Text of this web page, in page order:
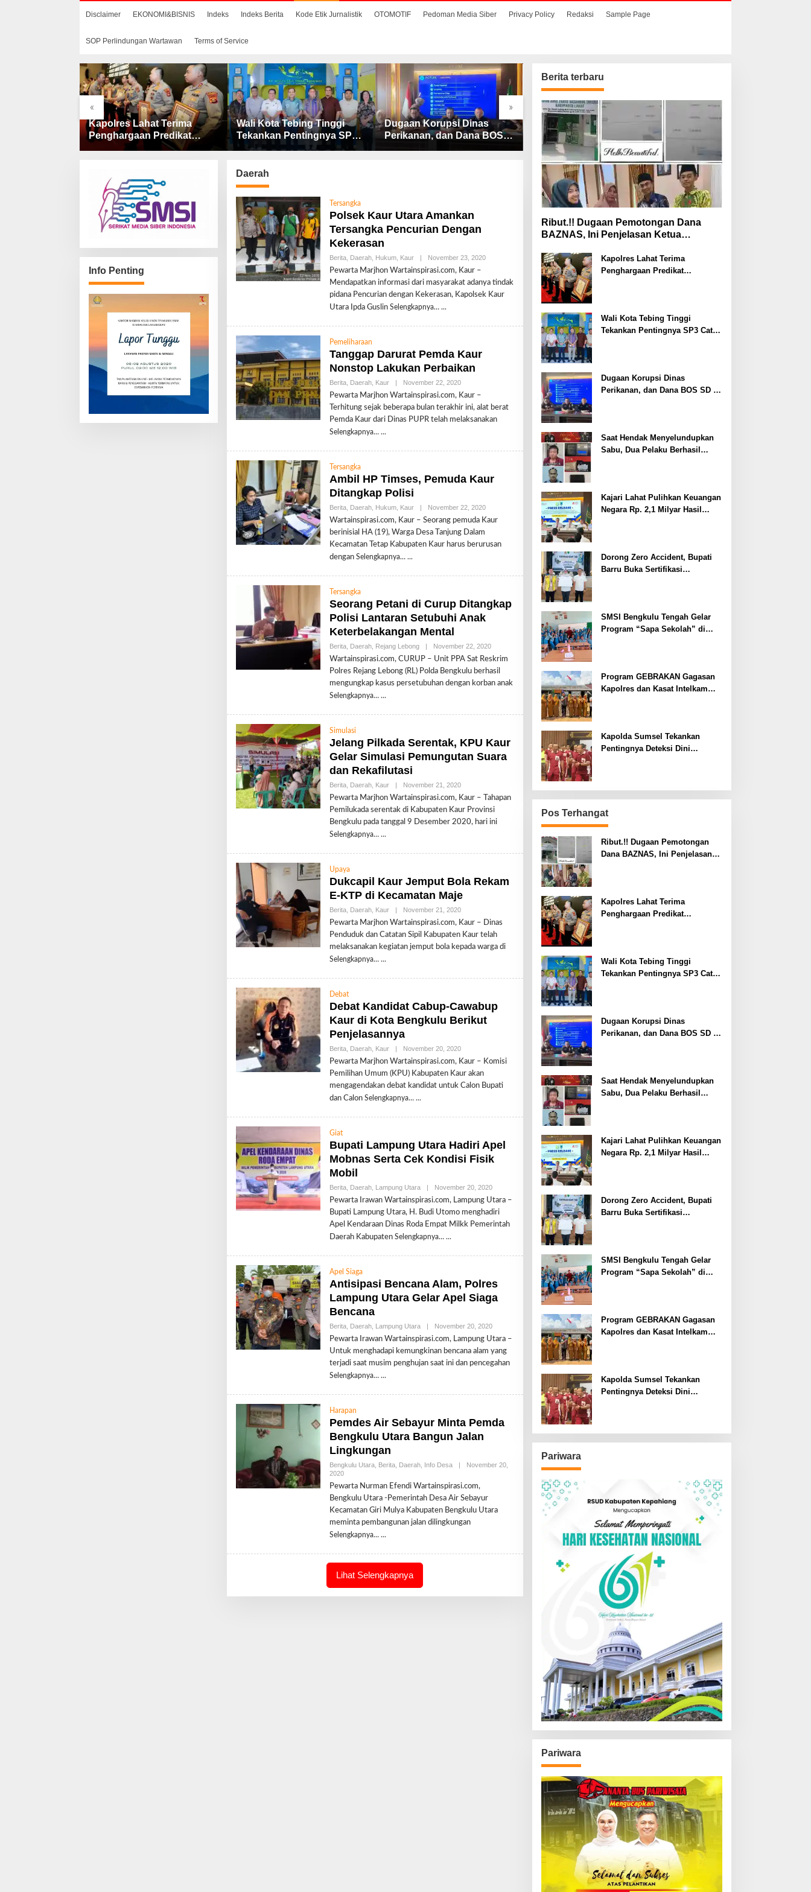
Disclaimer EKONOMI&BISNIS Indeks Indeks Berita Kode Etik Jurnalistik OTOMOTIF Pedoman Media Siber Privacy Policy Redaksi Sample Page
SOP Perlindungan Wartawan Terms of Service
« »
Kapolres Lahat Terima
Penghargaan Predikat
Pelayanan Prima dari Polda
Wali Kota Tebing Tinggi
Tekankan Pentingnya SP3
Catin Cegah Stunting
Dugaan Korupsi Dinas
Perikanan, dan Dana BOS
Saat Hendak
Menyelundupkan Sabu,
Dua Pelaku Berhasil
Ditangkap
BAZNAS, Ini Penjelasan
Ketua BAZNAS Lahat
Info Penting
Daerah
Tersangka
Polsek Kaur Utara Amankan
Tersangka Pencurian Dengan
Kekerasan
Berita, Daerah, Hukum, Kaur November 23, 2020O
H
R
K
Pewarta Marjhon Wartainspirasi.com, Kaur –
Mendapatkan informasi dari masyarakat adanya tindak
pidana Pencurian dengan Kekerasan, Kapolsek Kaur
Utara Ipda Guslin Selengkapnya…
Pemeliharaan
Tanggap Darurat Pemda Kaur
Nonstop Lakukan Perbaikan
Berita, Daerah, Kaur November 22, 2020O
L
E
H
R
K
Pewarta Marjhon Wartainspirasi.com, Kaur –
Terhitung sejak beberapa bulan terakhir ini, alat berat
Pemda Kaur dari Dinas PUPR telah melaksanakan
Selengkapnya…
Tersangka
Ambil HP Timses, Pemuda Kaur
Ditangkap Polisi
Berita, Daerah, Hukum, Kaur November 22, 2020O
L
E
R
K
Wartainspirasi.com, Kaur – Seorang pemuda Kaur
berinisial HA (19), Warga Desa Tanjung Dalam
Kecamatan Tetap Kabupaten Kaur harus berurusan
dengan Selengkapnya…
Tersangka
Seorang Petani di Curup Ditangkap
Polisi Lantaran Setubuhi Anak
Keterbelakangan Mental
Berita, Daerah, Rejang Lebong November 22, 2020O
E
H
R
K
Wartainspirasi.com, CURUP – Unit PPA Sat Reskrim
Polres Rejang Lebong (RL) Polda Bengkulu berhasil
mengungkap kasus persetubuhan dengan korban anak
Selengkapnya…
Simulasi
Jelang Pilkada Serentak, KPU Kaur
Gelar Simulasi Pemungutan Suara
dan Rekafilutasi
Berita, Daerah, Kaur November 21, 2020O
L
E
H
R
K
Pewarta Marjhon Wartainspirasi.com, Kaur – Tahapan
Pemilukada serentak di Kabupaten Kaur Provinsi
Bengkulu pada tanggal 9 Desember 2020, hari ini
Selengkapnya…
Upaya
Dukcapil Kaur Jemput Bola Rekam
E-KTP di Kecamatan Maje
Berita, Daerah, Kaur November 21, 2020O
L
E
H
R
E
K
Pewarta Marjhon Wartainspirasi.com, Kaur – Dinas
Penduduk dan Catatan Sipil Kabupaten Kaur telah
melaksanakan kegiatan jemput bola kepada warga di
Selengkapnya…
Debat
Debat Kandidat Cabup-Cawabup
Kaur di Kota Bengkulu Berikut
Penjelasannya
Berita, Daerah, Kaur November 20, 2020O
L
E
H
R
K
Pewarta Marjhon Wartainspirasi.com, Kaur – Komisi
Pemilihan Umum (KPU) Kabupaten Kaur akan
mengagendakan debat kandidat untuk Calon Bupati
dan Calon Selengkapnya…
Giat
Bupati Lampung Utara Hadiri Apel
Mobnas Serta Cek Kondisi Fisik
Mobil
Berita, Daerah, Lampung Utara November 20, 2020O
L
E
H
R
K
Pewarta Irawan Wartainspirasi.com, Lampung Utara –
Bupati Lampung Utara, H. Budi Utomo menghadiri
Apel Kendaraan Dinas Roda Empat Milkk Pemerintah
Daerah Kabupaten Selengkapnya…
Apel Siaga
Antisipasi Bencana Alam, Polres
Lampung Utara Gelar Apel Siaga
Bencana
Berita, Daerah, Lampung Utara November 20, 2020O
L
E
H
R
E
K
Pewarta Irawan Wartainspirasi.com, Lampung Utara –
Untuk menghadapi kemungkinan bencana alam yang
terjadi saat musim penghujan saat ini dan pencegahan
Selengkapnya…
Harapan
Pemdes Air Sebayur Minta Pemda
Bengkulu Utara Bangun Jalan
Lingkungan
Bengkulu Utara, Berita, Daerah, Info Desa
November 20,
2020O
E
H
R
D
A
Pewarta Nurman Efendi Wartainspirasi.com,
Bengkulu Utara -Pemerintah Desa Air Sebayur
Kecamatan Giri Mulya Kabupaten Bengkulu Utara
meminta pembangunan jalan dilingkungan
Selengkapnya…
Lihat Selengkapnya
Berita terbaru
Ribut.!! Dugaan Pemotongan Dana
BAZNAS, Ini Penjelasan Ketua
Kapolres Lahat Terima
Penghargaan Predikat
Wali Kota Tebing Tinggi
Tekankan Pentingnya SP3 Catin
Dugaan Korupsi Dinas
Perikanan, dan Dana BOS SD –
Saat Hendak Menyelundupkan
Sabu, Dua Pelaku Berhasil
Kajari Lahat Pulihkan Keuangan
Negara Rp. 2,1 Milyar Hasil
Dorong Zero Accident, Bupati
Barru Buka Sertifikasi
SMSI Bengkulu Tengah Gelar
Program “Sapa Sekolah” di
Program GEBRAKAN Gagasan
Kapolres dan Kasat Intelkam
Kapolda Sumsel Tekankan
Pentingnya Deteksi Dini
Pos Terhangat
Ribut.!! Dugaan Pemotongan
Dana BAZNAS, Ini Penjelasan
Kapolres Lahat Terima
Penghargaan Predikat
Wali Kota Tebing Tinggi
Tekankan Pentingnya SP3 Catin
Dugaan Korupsi Dinas
Perikanan, dan Dana BOS SD –
Saat Hendak Menyelundupkan
Sabu, Dua Pelaku Berhasil
Kajari Lahat Pulihkan Keuangan
Negara Rp. 2,1 Milyar Hasil
Dorong Zero Accident, Bupati
Barru Buka Sertifikasi
SMSI Bengkulu Tengah Gelar
Program “Sapa Sekolah” di
Program GEBRAKAN Gagasan
Kapolres dan Kasat Intelkam
Kapolda Sumsel Tekankan
Pentingnya Deteksi Dini
Pariwara
Pariwara